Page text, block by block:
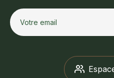
Votre email